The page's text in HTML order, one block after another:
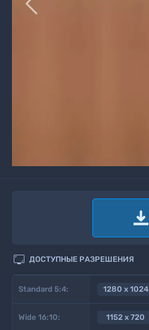
 ДОСТУПНЫЕ РАЗРЕШЕНИЯ
Standard 5:4: 1280 x 1024
Wide 16:10: 1152 x 720